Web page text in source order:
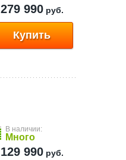
279 990руб.
Купить
В наличии:
Много
129 990руб.